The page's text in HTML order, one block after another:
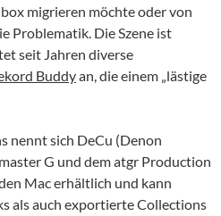
migrieren möchte oder von
Problematik. Die Szene ist
seit Jahren diverse
Buddyan, die einem „lästige
nennt sich DeCu (Denon
G und dem atgr Production
Mac erhältlich und kann
als auch exportierte Collections